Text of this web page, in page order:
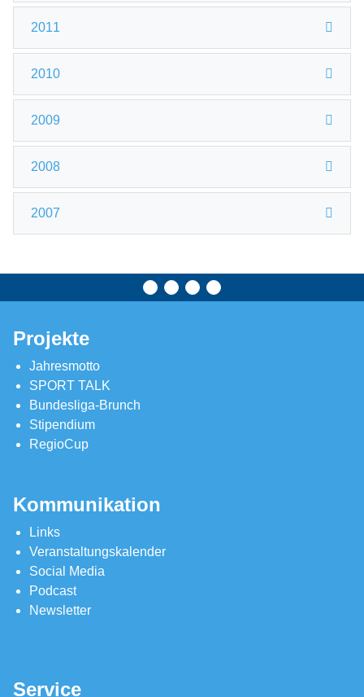
2011
2010
2009
2008
2007
Projekte
Jahresmotto
SPORT TALK
Bundesliga-Brunch
Stipendium
RegioCup
Kommunikation
Links
Veranstaltungskalender
Social Media
Podcast
Newsletter
Service